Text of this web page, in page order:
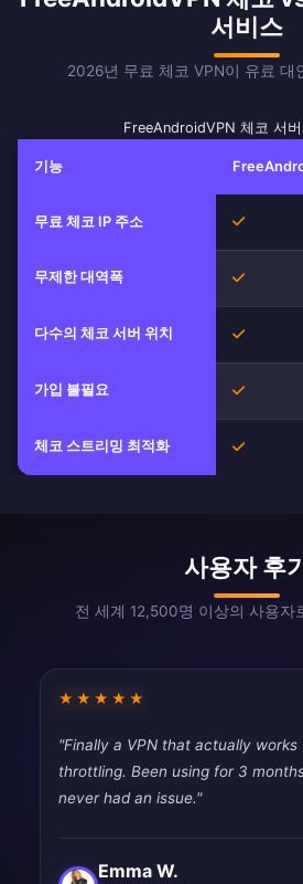
서비스
2026년 무료 체코 VPN이 유료 대
FreeAndroidVPN 체코 서
기능
무료 체코 IP 주소 예
무제한 대역폭 예
다수의 체코 서버 위치 예
가입 불필요 예
체코 스트리밍 최적화 예
사용자 후
전 세계 12,500명 이상의 사용자
★★★★★
"Finally a VPN that actually
throttling. Been using for 3
never had an issue."
Emma W.